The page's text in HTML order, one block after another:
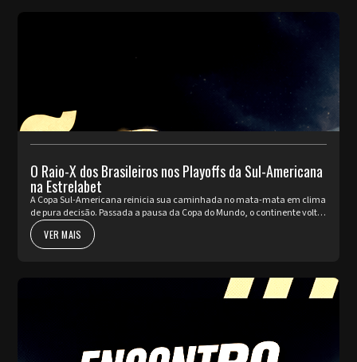
O Raio-X dos Brasileiros nos Playoffs da Sul-Americana
na Estrelabet
A Copa Sul-Americana reinicia sua caminhada no mata-mata em clima
de pura decisão. Passada a pausa da Copa do Mundo, o continente volta
a pulsar com as partidas de ida da fase de Playoffs. Quatro rep...
VER MAIS